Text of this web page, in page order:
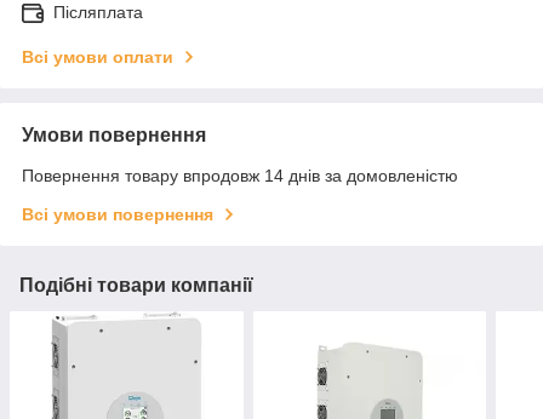
Післяплата
Всі умови оплати
Умови повернення
Повернення товару впродовж 14 днів за домовленістю
Всі умови повернення
Подібні товари компанії